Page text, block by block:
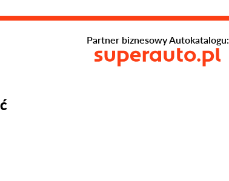
Partner biznesowy Autokatalogu: